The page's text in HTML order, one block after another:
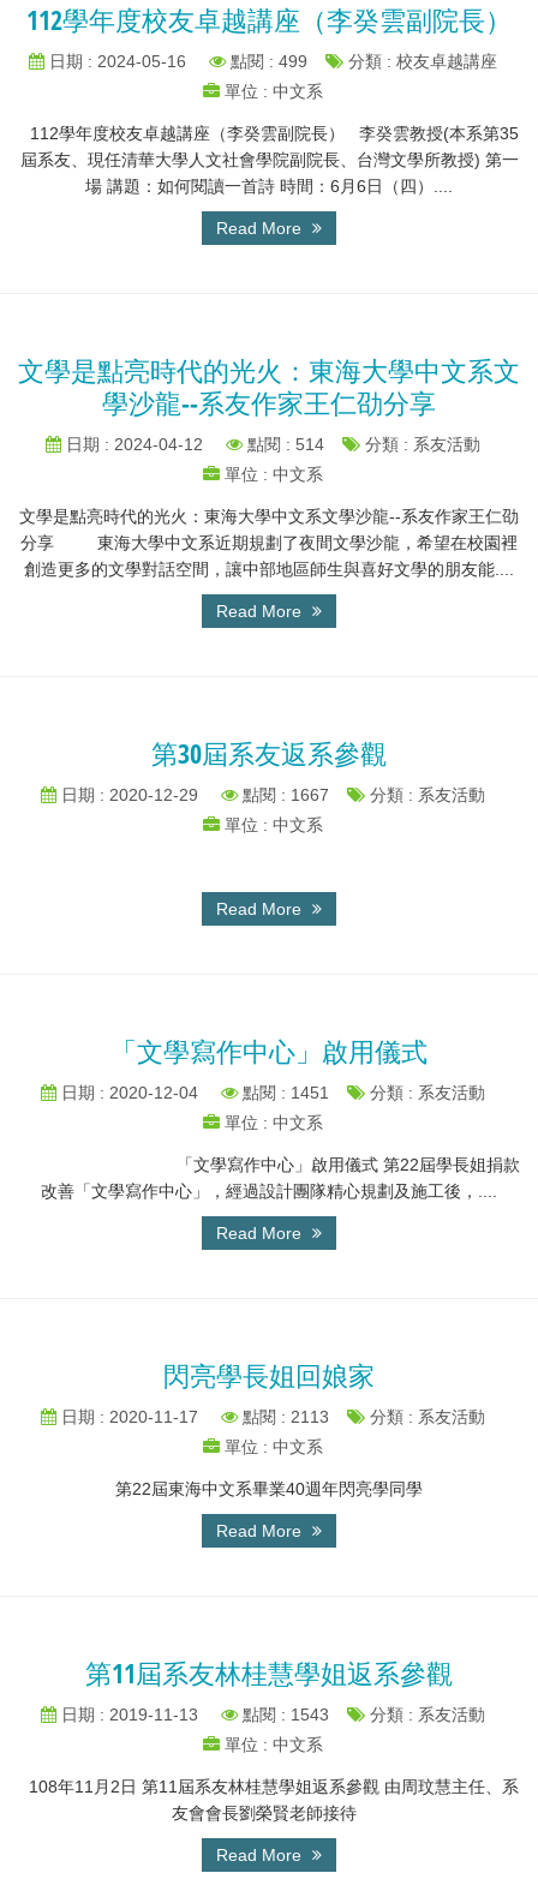
112學年度校友卓越講座（李癸雲副院長）
日期 : 2024-05-16 點閱 : 499
分類 : 校友卓越講座
單位 : 中文系
112學年度校友卓越講座（李癸雲副院長） 李癸雲教授(本系第35
屆系友、現任清華大學人文社會學院副院長、台灣文學所教授) 第一
場 講題：如何閱讀一首詩 時間：6月6日（四）....
Read More
文學是點亮時代的光火：東海大學中文系文
學沙龍--系友作家王仁劭分享
日期 : 2024-04-12 點閱 : 514
分類 : 系友活動
單位 : 中文系
文學是點亮時代的光火：東海大學中文系文學沙龍--系友作家王仁劭
分享 東海大學中文系近期規劃了夜間文學沙龍，希望在校園裡
創造更多的文學對話空間，讓中部地區師生與喜好文學的朋友能....
Read More
第30屆系友返系參觀
日期 : 2020-12-29 點閱 : 1667
分類 : 系友活動
單位 : 中文系
Read More
「文學寫作中心」啟用儀式
日期 : 2020-12-04 點閱 : 1451
分類 : 系友活動
單位 : 中文系
「文學寫作中心」啟用儀式 第22屆學長姐捐款
改善「文學寫作中心」，經過設計團隊精心規劃及施工後，....
Read More
閃亮學長姐回娘家
日期 : 2020-11-17 點閱 : 2113
分類 : 系友活動
單位 : 中文系
第22屆東海中文系畢業40週年閃亮學同學
Read More
第11屆系友林桂慧學姐返系參觀
日期 : 2019-11-13 點閱 : 1543
分類 : 系友活動
單位 : 中文系
108年11月2日 第11屆系友林桂慧學姐返系參觀 由周玟慧主任、系
友會會長劉榮賢老師接待
Read More